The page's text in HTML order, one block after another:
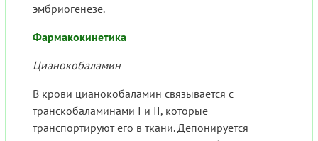
эмбриогенезе.
Фармакокинетика
Цианокобаламин
В крови цианокобаламин связывается с
транскобаламинами I и II, которые
транспортируют его в ткани. Депонируется